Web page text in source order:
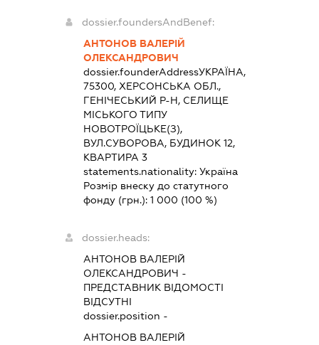
dossier.foundersAndBenef:
АНТОНОВ ВАЛЕРІЙ
ОЛЕКСАНДРОВИЧ
dossier.founderAddressУКРАЇНА,
75300, ХЕРСОНСЬКА ОБЛ.,
ГЕНІЧЕСЬКИЙ Р-Н, СЕЛИЩЕ
МІСЬКОГО ТИПУ
НОВОТРОЇЦЬКЕ(З),
ВУЛ.СУВОРОВА, БУДИНОК 12,
КВАРТИРА 3
statements.nationality:Україна
Розмір внеску до статутного
фонду (грн.):1 000 (100 %)
dossier.heads:
АНТОНОВ ВАЛЕРІЙ
ОЛЕКСАНДРОВИЧ -
ПРЕДСТАВНИК ВІДОМОСТІ
ВІДСУТНІ
dossier.position -
АНТОНОВ ВАЛЕРІЙ